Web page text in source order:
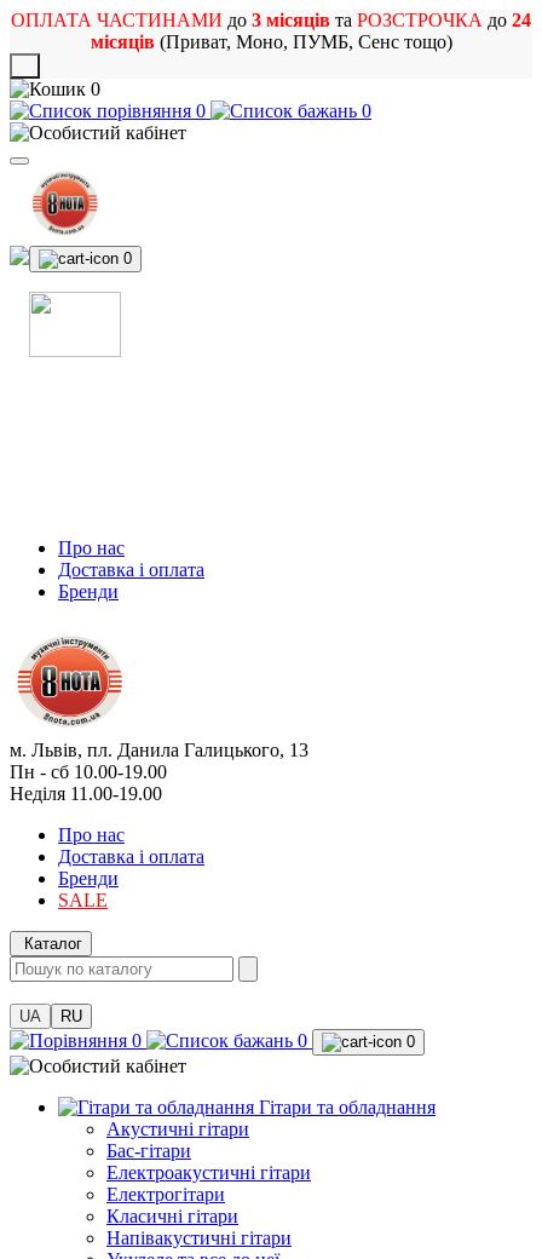
ОПЛАТА ЧАСТИНАМИ до 3 місяців та РОЗСТРОЧКА до 24
місяців(Приват, Моно, ПУМБ, Сенс тощо)
0
0
0
0
Про нас
Доставка і оплата
Бренди
м. Львів, пл. Данила Галицького, 13
Пн - сб 10.00-19.00
Неділя 11.00-19.00
Про нас
Доставка і оплата
Бренди
SALE
Каталог
UA RU
0 0 0
Гітари та обладнання
Акустичні гітари
Бас-гітари
Електроакустичні гітари
Електрогітари
Класичні гітари
Напівакустичні гітари